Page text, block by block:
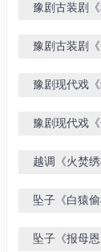
豫剧古装剧
豫剧古装剧
豫剧现代戏
豫剧现代戏
越调《火焚
坠子《白猿
坠子《报母